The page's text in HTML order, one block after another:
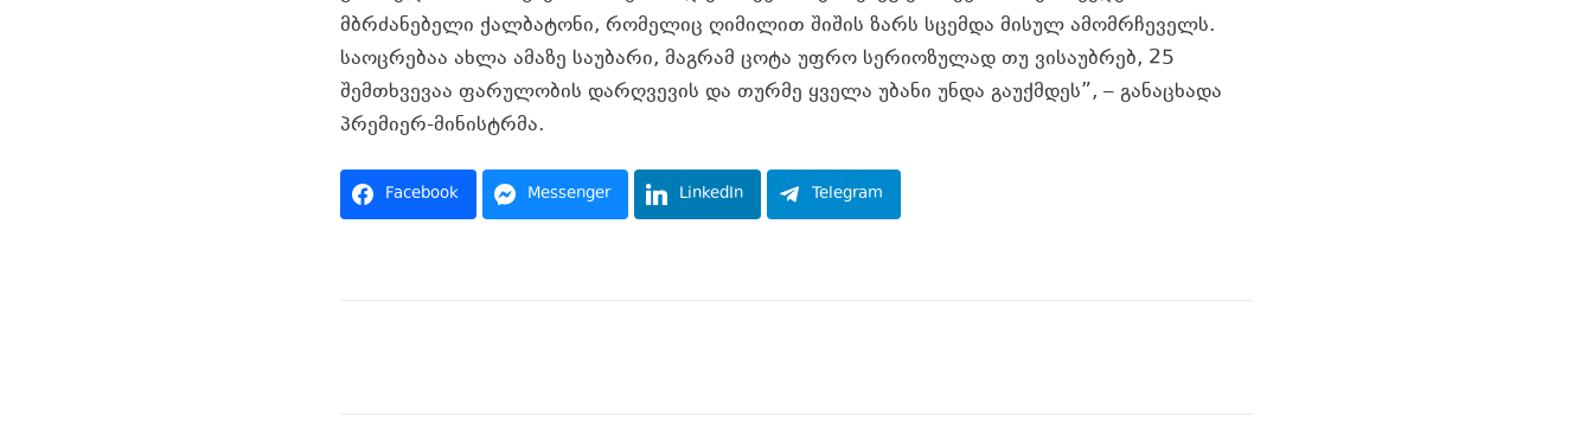
მბრძანებელი ქალბატონი, რომელიც ღიმილით შიშის ზარს სცემდა მისულ ამომრჩეველს.
საოცრებაა ახლა ამაზე საუბარი, მაგრამ ცოტა უფრო სერიოზულად თუ ვისაუბრებ, 25
შემთხვევაა ფარულობის დარღვევის და თურმე ყველა უბანი უნდა გაუქმდეს”, – განაცხადა
პრემიერ-მინისტრმა.
Facebook Messenger LinkedIn Telegram